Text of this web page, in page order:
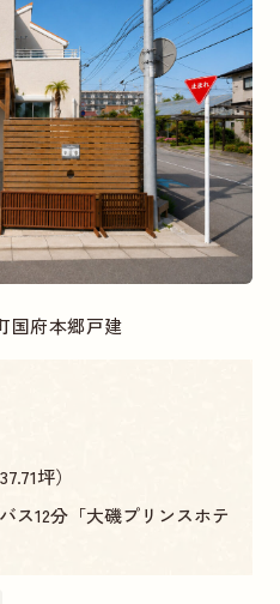
国府本郷戸建
坪）
ス12分「大磯プリンスホテ